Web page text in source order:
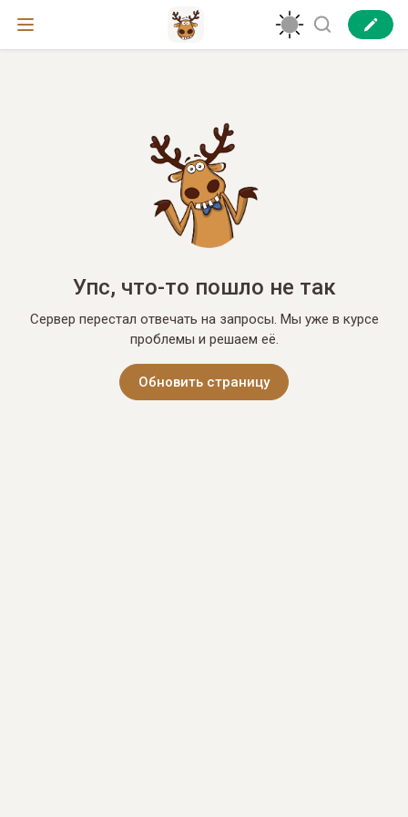
Упс, что-то пошло не так
Сервер перестал отвечать на запросы. Мы уже в курсе
проблемы и решаем её.
Обновить страницу